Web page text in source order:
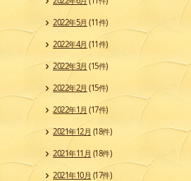
2022年5月 (11件)
2022年4月(11件)
2022年3月 (15件)
2022年2月 (15件)
2022年1月 (17件)
2021年12月 (18件)
2021年11月 (18件)
2021年10月(17件)